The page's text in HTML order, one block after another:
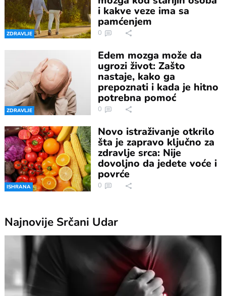
ZDRAVLJE
i kakve veze ima sa
pamćenjem
0
ZDRAVLJE
Edem mozga može da
ugrozi život: Zašto
nastaje, kako ga
prepoznati i kada je hitno
potrebna pomoć
0
ISHRANA
Novo istraživanje otkrilo
šta je zapravo ključno za
zdravlje srca: Nije
dovoljno da jedete voće i
povrće
0
Najnovije Srčani Udar